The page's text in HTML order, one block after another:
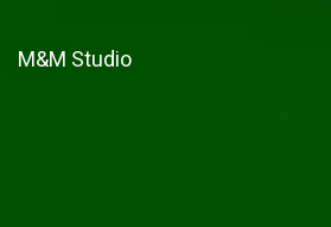
M&M Studio